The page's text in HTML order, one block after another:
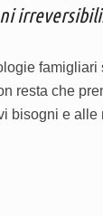
resta che
bisogni e